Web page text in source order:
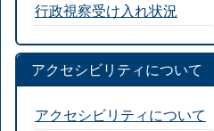
行政視察受け入れ状況
アクセシビリティについて
アクセシビリティについて